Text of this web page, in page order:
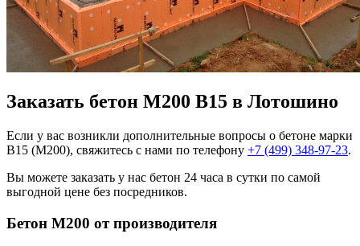
Заказать бетон М200 В15 в Лотошино
Если у вас возникли дополнительные вопросы о бетоне марки
В15 (М200), свяжитесь с нами по телефону +7 (499) 348-97-23.
Вы можете заказать у нас бетон 24 часа в сутки по самой
выгодной цене без посредников.
Бетон М200 от производителя